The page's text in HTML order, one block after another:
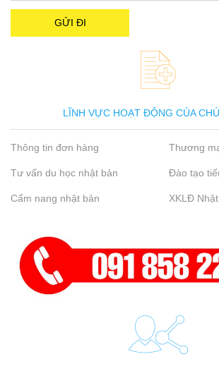
LĨNH VỰC HOẠT ĐỘNG CỦA
Thông tin đơn hàng Thương
Tư vấn du học nhật bản Đào tạo
Cẩm nang nhật bản XKLĐ